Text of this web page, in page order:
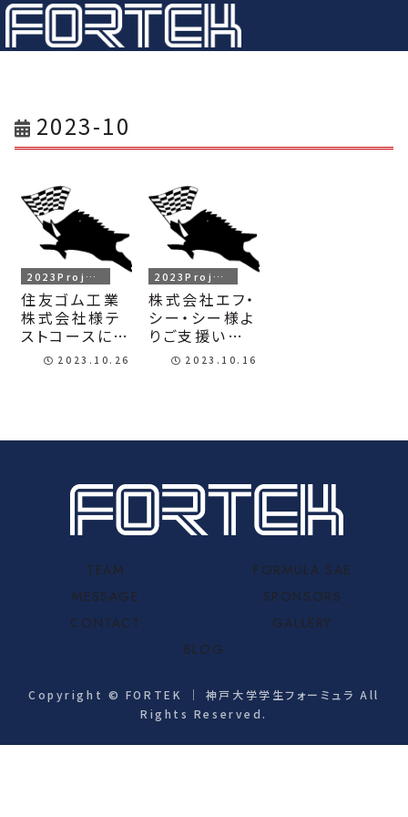
2023-10
2023Project
住友ゴム工業
株式会社様テ
ストコースにて
試走会を行い
ました！
2023.10.26
2023Project
株式会社エフ・
シー・シー様よ
りご支援いた
だきました！
2023.10.16
TEAM
FORMULA SAE
MESSAGE
SPONSORS
CONTACT
GALLERY
BLOG
Copyright © FORTEK ｜ 神戸大学学生フォーミュラ All
Rights Reserved.